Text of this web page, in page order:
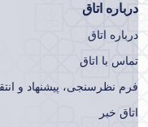
درباره اتاق
درباره اتاق
تماس با اتاق
فرم نظرسنجی، پیشنهاد و
اتاق خبر